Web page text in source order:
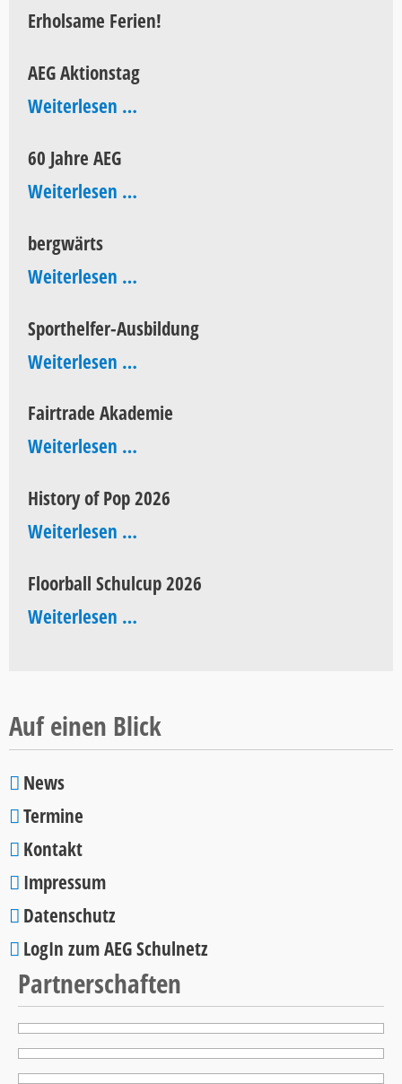
Erholsame Ferien!
AEG Aktionstag
Weiterlesen …AEG
60 Jahre AEG
Weiterlesen …60
bergwärts
Weiterlesen …bergwärts
Sporthelfer-Ausbildung
Weiterlesen …Sporthelfer-
Fairtrade Akademie
Weiterlesen …Fairtrade
History of Pop 2026
Weiterlesen …History
Pop
2026
Floorball Schulcup 2026
Weiterlesen …Floorball
Auf einen Blick
Navigation
überspringen
News
Termine
Kontakt
Impressum
Datenschutz
LogIn zum AEG Schulnetz
Partnerschaften